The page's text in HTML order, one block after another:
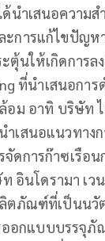
ด้นำเสนอความ
การแก้ไขปัญห
ตุ้นให้เกิดการล
ที่นำเสนอการ
อม อาทิ บริษัท ไ
เสนอแนวทางก
จัดการก๊าซเรือ
อินโดรามา เว
ลิตภัณฑ์ที่เป็นนวั
ออกแบบบรรจุ